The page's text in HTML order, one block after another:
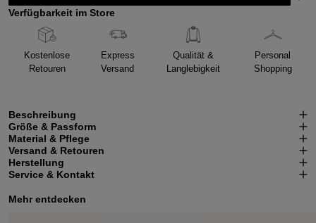
Verfügbarkeit im Store
Kostenlose
Retouren
Express
Versand
Qualität &
Langlebigkeit
Personal
Shopping
Beschreibung
Größe & Passform
Material & Pflege
Versand & Retouren
Herstellung
Service & Kontakt
Mehr entdecken